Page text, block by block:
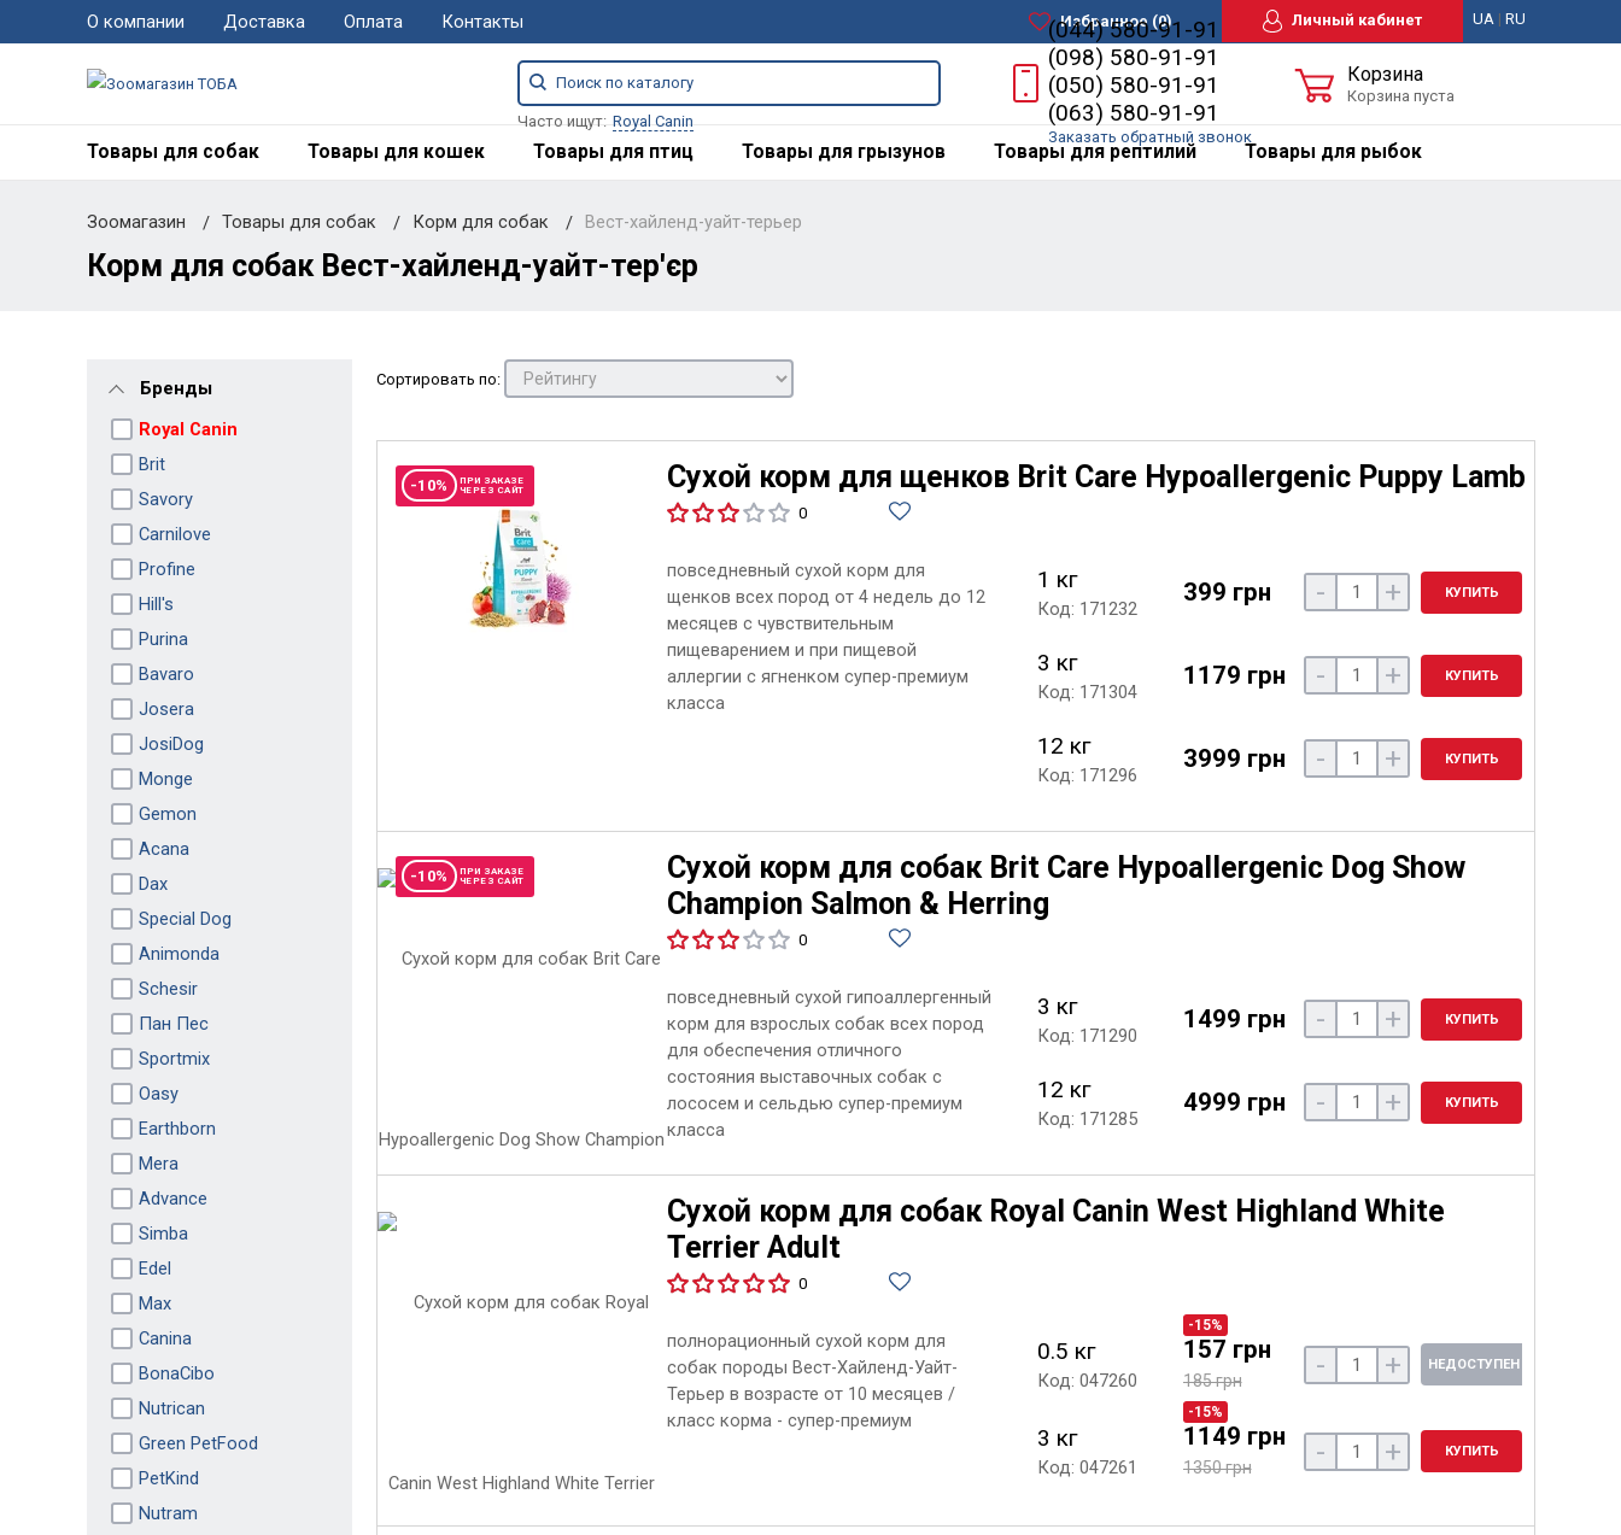
О компании Доставка Оплата Контакты Избранное(0) Личный кабинет UA| RU
Часто ищут: Royal Canin
(044) 580-91-91
(098) 580-91-91
(050) 580-91-91
(063) 580-91-91
Заказать обратный звонок
Корзина
Корзина пуста
Товары для собак Товары для кошек Товары для птиц Товары для грызунов Товары для рептилий Товары для рыбок
Зоомагазин Товары для собак Корм для собак Вест-хайленд-уайт-терьер
Корм для собак Вест-хайленд-уайт-тер'єр
Бренды
Royal Canin
Brit
Savory
Carnilove
Profine
Hill's
Purina
Bavaro
Josera
JosiDog
Monge
Gemon
Acana
Dax
Special Dog
Animonda
Schesir
Пан Пес
Sportmix
Oasy
Earthborn
Mera
Advance
Simba
Edel
Max
Canina
BonaCibo
Nutrican
Green PetFood
PetKind
Nutram
Сортировать по:
-10%
ПРИ ЗАКАЗЕ
ЧЕРЕЗ САЙТ
Сухой корм для щенков Brit Care Hypoallergenic Puppy Lamb
0
повседневный сухой корм для
щенков всех пород от 4 недель до 12
месяцев с чувствительным
пищеварением и при пищевой
аллергии с ягненком супер-премиум
класса
1 кг
Код: 171232
399 грн - + КУПИТЬ
3 кг
Код: 171304
1179 грн - + КУПИТЬ
12 кг
Код: 171296
3999 грн - + КУПИТЬ
-10%
ПРИ ЗАКАЗЕ
ЧЕРЕЗ САЙТ
Сухой корм для собак Brit Care Hypoallergenic Dog Show
Champion Salmon & Herring
0
повседневный сухой гипоаллергенный
корм для взрослых собак всех пород
для обеспечения отличного
состояния выставочных собак с
лососем и сельдью супер-премиум
класса
3 кг
Код: 171290
1499 грн - + КУПИТЬ
12 кг
Код: 171285
4999 грн - + КУПИТЬ
Сухой корм для собак Royal Canin West Highland White
Terrier Adult
0
полнорационный сухой корм для
собак породы Вест-Хайленд-Уайт-
Терьер в возрасте от 10 месяцев /
класс корма - супер-премиум
0.5 кг
Код: 047260
-15%
157 грн
185 грн - + НЕДОСТУПЕН
3 кг
Код: 047261
-15%
1149 грн
1350 грн - + КУПИТЬ